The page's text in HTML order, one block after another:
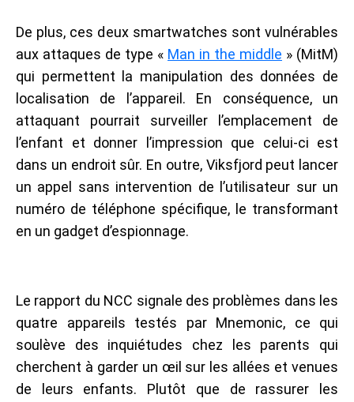
De plus, ces deux smartwatches sont vulnérables
aux attaques de type « Man in the middle » (MitM)
qui permettent la manipulation des données de
localisation de l’appareil. En conséquence, un
attaquant pourrait surveiller l’emplacement de
l’enfant et donner l’impression que celui-ci est
dans un endroit sûr. En outre, Viksfjord peut lancer
un appel sans intervention de l’utilisateur sur un
numéro de téléphone spécifique, le transformant
en un gadget d’espionnage.
Le rapport du NCC signale des problèmes dans les
quatre appareils testés par Mnemonic, ce qui
soulève des inquiétudes chez les parents qui
cherchent à garder un œil sur les allées et venues
de leurs enfants. Plutôt que de rassurer les